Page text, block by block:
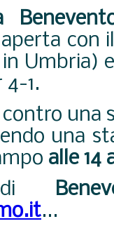
con
Umbria)
4-1.
una
una
alle 14
di
...